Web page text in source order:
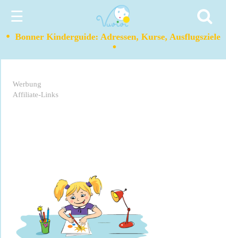
☰
• Bonner Kinderguide: Adressen, Kurse, Ausflugsziele
•
Werbung
Affiliate-Links